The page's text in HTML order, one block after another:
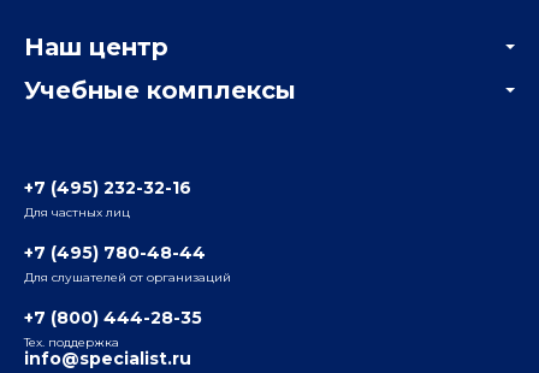
Учебные комплексы
Радио
ул. Радио, д.24, корпус 1, 2-й подъезд, 2-й этаж
ул. Воронцовская, д. 35Б, корп.2, 5-й этаж
Отзывы компаний
Наш центр
Информация о центре
+7 (495) 232-32-16
Для частных лиц
+7 (495) 780-48-44
Для слушателей от организаций
+7 (800) 444-28-35
Тех. поддержка
info@specialist.ru